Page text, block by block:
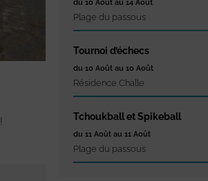
du 10 Août au 14 Août
Plage du passous
Tournoi d’échecs
du 10 Août au 10 Août
Résidence Challe
Tchoukball et Spikeball
du 11 Août au 11 Août
Plage du passous